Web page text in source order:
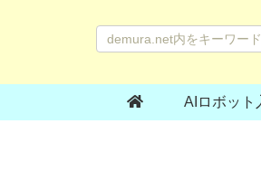
AIロボット